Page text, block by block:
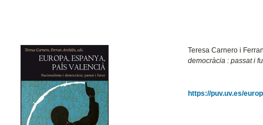
Teresa Carnero i
democràcia : passat i
https://puv.uv.es/